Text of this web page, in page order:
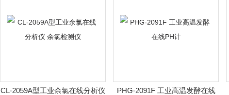
CL-2059A型工业余氯在线分析仪
PHG-2091F 工业高温发酵在线